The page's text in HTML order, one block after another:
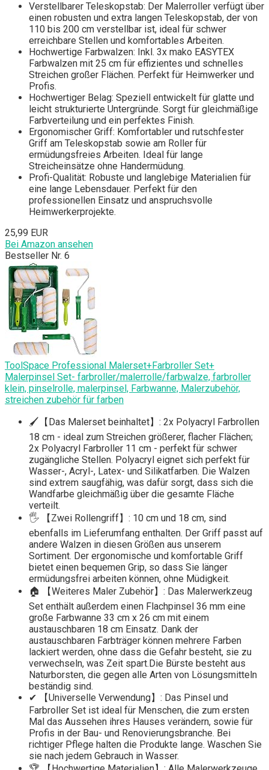
Verstellbarer Teleskopstab: Der Malerroller verfügt über
einen robusten und extra langen Teleskopstab, der von
110 bis 200 cm verstellbar ist, ideal für schwer
erreichbare Stellen und komfortables Arbeiten.
Hochwertige Farbwalzen: Inkl. 3x mako EASYTEX
Farbwalzen mit 25 cm für effizientes und schnelles
Streichen großer Flächen. Perfekt für Heimwerker und
Profis.
Hochwertiger Belag: Speziell entwickelt für glatte und
leicht strukturierte Untergründe. Sorgt für gleichmäßige
Farbverteilung und ein perfektes Finish.
Ergonomischer Griff: Komfortabler und rutschfester
Griff am Teleskopstab sowie am Roller für
ermüdungsfreies Arbeiten. Ideal für lange
Streicheinsätze ohne Handermüdung.
Profi-Qualität: Robuste und langlebige Materialien für
eine lange Lebensdauer. Perfekt für den
professionellen Einsatz und anspruchsvolle
Heimwerkerprojekte.
25,99 EUR
Bei Amazon ansehen
Bestseller Nr. 6
ToolSpace Professional Malerset+Farbroller Set+
Malerpinsel Set- farbroller/malerrolle/farbwalze, farbroller
klein, pinselrolle, malerpinsel, Farbwanne, Malerzubehör,
streichen zubehör für farben
🖌【Das Malerset beinhaltet】: 2x Polyacryl Farbrollen
18 cm - ideal zum Streichen größerer, flacher Flächen;
2x Polyacryl Farbroller 11 cm - perfekt für schwer
zugängliche Stellen. Polyacryl eignet sich perfekt für
Wasser-, Acryl-, Latex- und Silikatfarben. Die Walzen
sind extrem saugfähig, was dafür sorgt, dass sich die
Wandfarbe gleichmäßig über die gesamte Fläche
verteilt.
🖐️ 【Zwei Rollengriff】: 10 cm und 18 cm, sind
ebenfalls im Lieferumfang enthalten. Der Griff passt auf
andere Walzen in diesen Größen aus unserem
Sortiment. Der ergonomische und komfortable Griff
bietet einen bequemen Grip, so dass Sie länger
ermüdungsfrei arbeiten können, ohne Müdigkeit.
🏠 【Weiteres Maler Zubehör】: Das Malerwerkzeug
Set enthält außerdem einen Flachpinsel 36 mm eine
große Farbwanne 33 cm x 26 cm mit einem
austauschbaren 18 cm Einsatz. Dank der
austauschbaren Farbträger können mehrere Farben
lackiert werden, ohne dass die Gefahr besteht, sie zu
verwechseln, was Zeit spart.Die Bürste besteht aus
Naturborsten, die gegen alle Arten von Lösungsmitteln
beständig sind.
✔ 【Universelle Verwendung】: Das Pinsel und
Farbroller Set ist ideal für Menschen, die zum ersten
Mal das Aussehen ihres Hauses verändern, sowie für
Profis in der Bau- und Renovierungsbranche. Bei
richtiger Pflege halten die Produkte lange. Waschen Sie
sie nach jedem Gebrauch in Wasser.